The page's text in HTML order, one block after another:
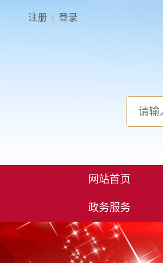
注册 | 登录
网站首页
政务服务